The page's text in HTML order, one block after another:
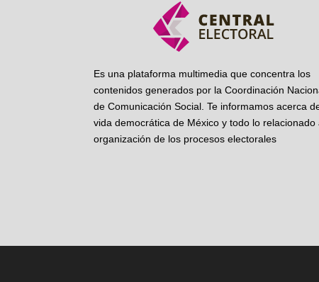
Es una plataforma multimedia que concentra los
contenidos generados por la Coordinación
de Comunicación Social. Te informamos acerca
vida democrática de México y todo lo relacionado
organización de los procesos electorales